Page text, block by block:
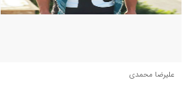
علیرضا محمدی